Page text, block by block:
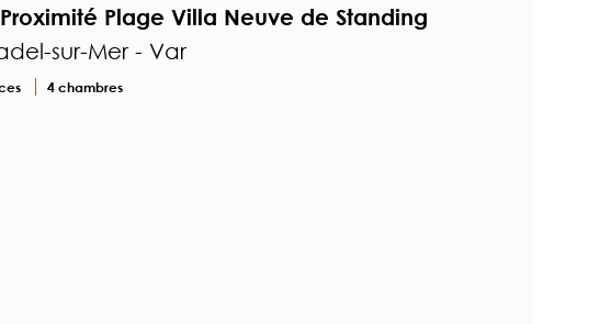
Plage Villa Neuve de Standing
sur-Mer - Var
4 chambres